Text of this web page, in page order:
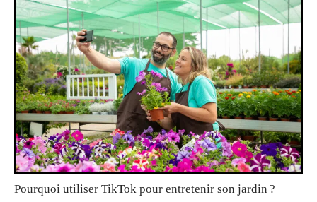
Pourquoi utiliser TikTok pour entretenir son jardin ?